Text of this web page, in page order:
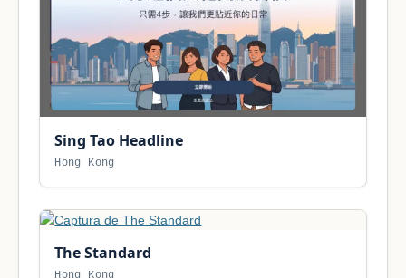
Sing Tao Headline
Hong Kong
The Standard
Hong Kong